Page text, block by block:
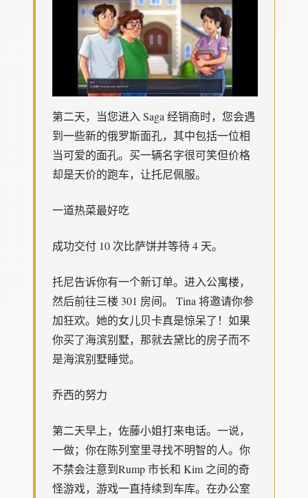
第二天，当您进入 Saga 经销商时，您会遇
到一些新的俄罗斯面孔，其中包括一位相
当可爱的面孔。买一辆名字很可笑但价格
却是天价的跑车，让托尼佩服。
一道热菜最好吃
成功交付 10 次比萨饼并等待 4 天。
托尼告诉你有一个新订单。进入公寓楼，
然后前往三楼 301 房间。 Tina 将邀请你参
加狂欢。她的女儿贝卡真是惊呆了！如果
你买了海滨别墅，那就去黛比的房子而不
是海滨别墅睡觉。
乔西的努力
第二天早上，佐藤小姐打来电话。一说，
一做；你在陈列室里寻找不明智的人。你
不禁会注意到Rump 市长和 Kim 之间的奇
怪游戏，游戏一直持续到车库。在办公室